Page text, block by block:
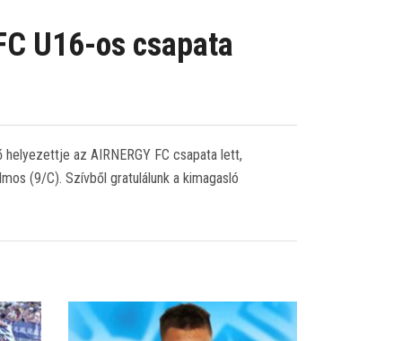
U16-os csapata
az AIRNERGY FC csapata lett,
(9/C). Szívből gratulálunk a kimagasló